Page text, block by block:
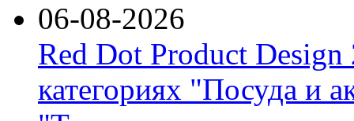
06-08-2026
Red Dot Product Design
категориях "Посуда и